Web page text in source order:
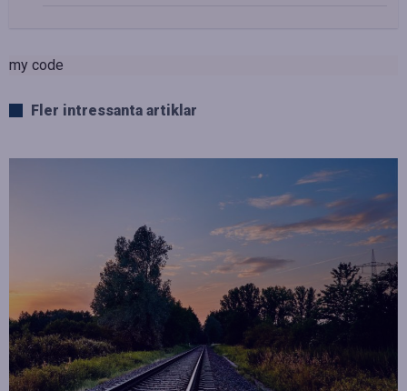
my code
Fler intressanta artiklar